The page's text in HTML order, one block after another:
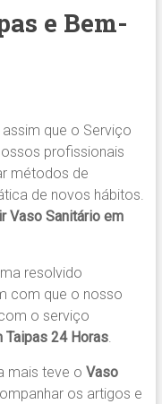
e Bem-
que o Serviço
profissionais
métodos de
de novos hábitos.
Vaso Sanitário em
resolvido
com que o nosso
o serviço
Taipas 24 Horas.
mais teve o Vaso
os artigos e